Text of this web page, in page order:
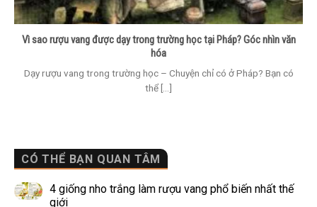
CÓ THỂ BẠN QUAN TÂM
4 giống nho trắng làm rượu vang phổ biến nhất thế
giới
Vì sao rượu vang được dạy trong trường học tại Pháp? Góc nhìn văn
hóa
Dạy rượu vang trong trường học – Chuyện chỉ có ở Pháp? Bạn có
thể [...]